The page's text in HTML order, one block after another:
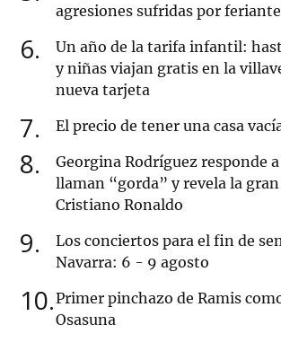
agresiones sufridas por
6
Un año de la tarifa infantil:
y niñas viajan gratis en la
nueva tarjeta
7 El precio de tener una casa
8
Georgina Rodríguez responde
llaman “gorda” y revela la
Cristiano Ronaldo
9
Los conciertos para el fin de
Navarra: 6 - 9 agosto
10 Primer pinchazo de Ramis
Osasuna